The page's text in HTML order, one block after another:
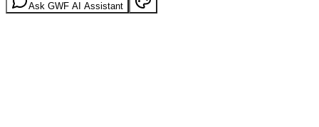
Ask GWF AI Assistant